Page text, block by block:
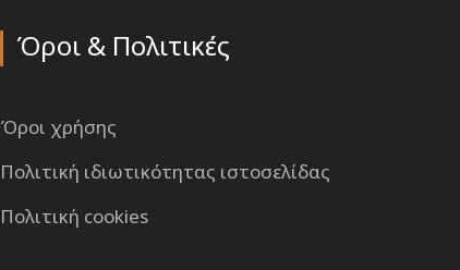
Όροι & Πολιτικές
Όροι χρήσης
Πολιτική ιδιωτικότητας ιστοσελίδας
Πολιτική cookies